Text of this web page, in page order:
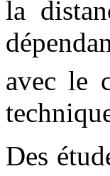
la
avec le
Des